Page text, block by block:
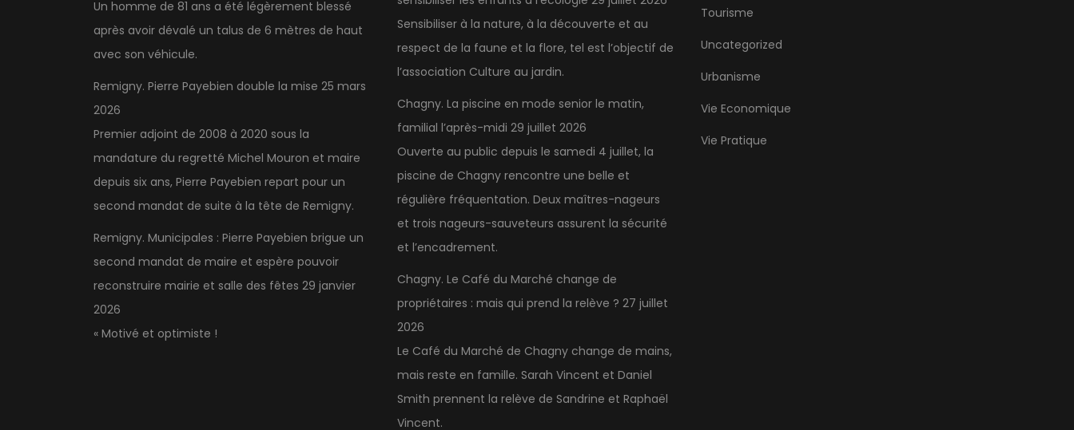
Un homme de 81 ans a été légèrement blessé
après avoir dévalé un talus de 6 mètres de haut
avec son véhicule.
Remigny. Pierre Payebien double la mise 25 mars
2026
Premier adjoint de 2008 à 2020 sous la
mandature du regretté Michel Mouron et maire
depuis six ans, Pierre Payebien repart pour un
second mandat de suite à la tête de Remigny.
Remigny. Municipales : Pierre Payebien brigue un
second mandat de maire et espère pouvoir
reconstruire mairie et salle des fêtes 29 janvier
2026
« Motivé et optimiste !
Sensibiliser à la nature, à la découverte et au
respect de la faune et la flore, tel est l’objectif de
l’association Culture au jardin.
Chagny. La piscine en mode senior le matin,
familial l’après-midi 29 juillet 2026
Ouverte au public depuis le samedi 4 juillet, la
piscine de Chagny rencontre une belle et
régulière fréquentation. Deux maîtres-nageurs
et trois nageurs-sauveteurs assurent la sécurité
et l’encadrement.
Chagny. Le Café du Marché change de
propriétaires : mais qui prend la relève ? 27 juillet
2026
Le Café du Marché de Chagny change de mains,
mais reste en famille. Sarah Vincent et Daniel
Smith prennent la relève de Sandrine et Raphaël
Vincent.
Tourisme
Uncategorized
Urbanisme
Vie Economique
Vie Pratique